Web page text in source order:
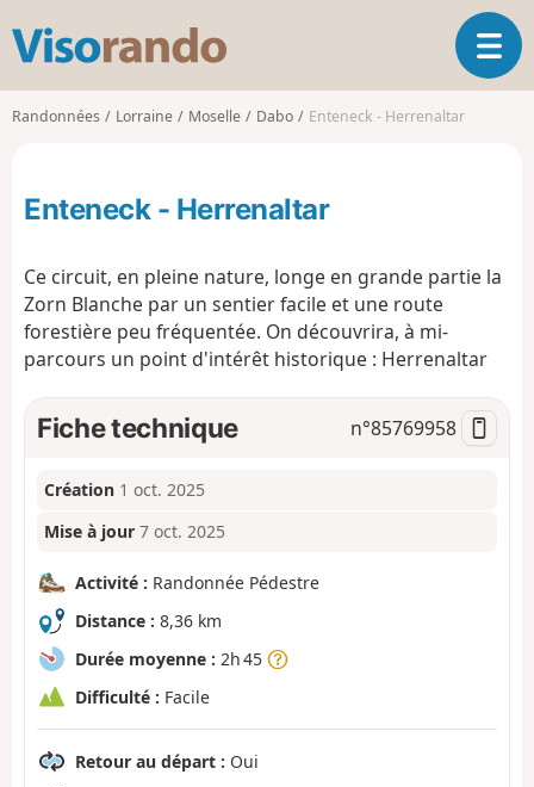
s
o
d
O
u
a
t
Randonnées Lorraine Moselle Dabo Enteneck - Herrenaltar
Enteneck - Herrenaltar
Ce circuit, en pleine nature, longe en grande partie la
Zorn Blanche par un sentier facile et une route
forestière peu fréquentée. On découvrira, à mi-
parcours un point d'intérêt historique : Herrenaltar
Fiche technique n°85769958
Création 1 oct. 2025
Mise à jour 7 oct. 2025
Activité : Randonnée Pédestre
Distance : 8,36 km
Durée moyenne : 2h 45
Difficulté : Facile
Retour au départ : Oui